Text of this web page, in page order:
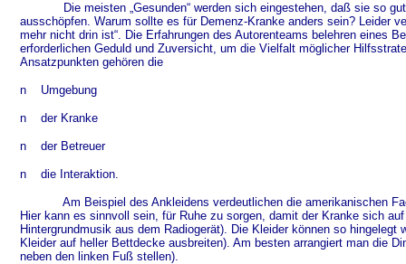
Die meisten „Gesunden“ werden sich eingestehen, daß sie so
ausschöpfen. Warum sollte es für Demenz-Kranke anders sein? Leider
mehr nicht drin ist“. Die Erfahrungen des Autorenteams belehren eines
erforderlichen Geduld und Zuversicht, um die Vielfalt möglicher
Ansatzpunkten gehören die
n Umgebung
n der Kranke
n der Betreuer
n die Interaktion.
Am Beispiel des Ankleidens verdeutlichen die amerikanischen
Hier kann es sinnvoll sein, für Ruhe zu sorgen, damit der Kranke sich
Hintergrundmusik aus dem Radiogerät). Die Kleider können so
Kleider auf heller Bettdecke ausbreiten). Am besten arrangiert man die
neben den linken Fuß stellen).